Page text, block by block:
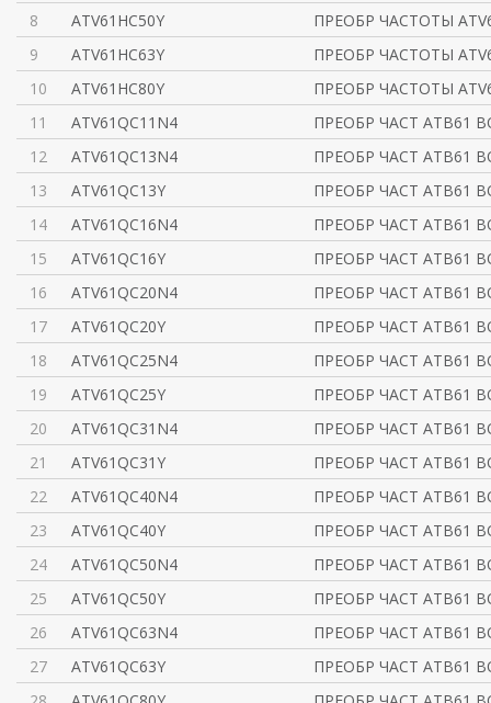
8
ATV61HC50Y
ПРЕОБР ЧАСТОТЫ
9
ATV61HC63Y
ПРЕОБР ЧАСТОТЫ
10
ATV61HC80Y
ПРЕОБР ЧАСТОТЫ
11
ATV61QC11N4
ПРЕОБР ЧАСТ ATВ61
12
ATV61QC13N4
ПРЕОБР ЧАСТ ATВ61
13
ATV61QC13Y
ПРЕОБР ЧАСТ ATВ61
14
ATV61QC16N4
ПРЕОБР ЧАСТ ATВ61
15
ATV61QC16Y
ПРЕОБР ЧАСТ ATВ61
16
ATV61QC20N4
ПРЕОБР ЧАСТ ATВ61
17
ATV61QC20Y
ПРЕОБР ЧАСТ ATВ61
18
ATV61QC25N4
ПРЕОБР ЧАСТ ATВ61
19
ATV61QC25Y
ПРЕОБР ЧАСТ ATВ61
20
ATV61QC31N4
ПРЕОБР ЧАСТ ATВ61
21
ATV61QC31Y
ПРЕОБР ЧАСТ ATВ61
22
ATV61QC40N4
ПРЕОБР ЧАСТ ATВ61
23
ATV61QC40Y
ПРЕОБР ЧАСТ ATВ61
24
ATV61QC50N4
ПРЕОБР ЧАСТ ATВ61
25
ATV61QC50Y
ПРЕОБР ЧАСТ ATВ61
26
ATV61QC63N4
ПРЕОБР ЧАСТ ATВ61
27
ATV61QC63Y
ПРЕОБР ЧАСТ ATВ61